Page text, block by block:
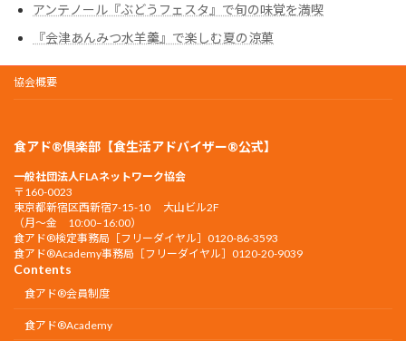
アンテノール『ぶどうフェスタ』で旬の味覚を満喫
『会津あんみつ水羊羹』で楽しむ夏の涼菓
協会概要
食アド®倶楽部【食生活アドバイザー®公式】
一般社団法人FLAネットワーク協会
〒160-0023
東京都新宿区西新宿7-15-10 大山ビル2F
（月〜金 10:00–16:00）
食アド®︎検定事務局［フリーダイヤル］0120-86-3593
食アド®︎Academy事務局［フリーダイヤル］0120-20-9039
Contents
食アド®会員制度
食アド®︎Academy